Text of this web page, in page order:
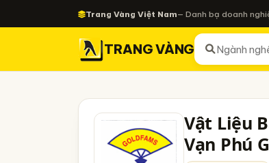
Trang Vàng Việt Nam— Danh bạ doanh
TRANG VÀNG
Vật Liệu
Vạn Phú